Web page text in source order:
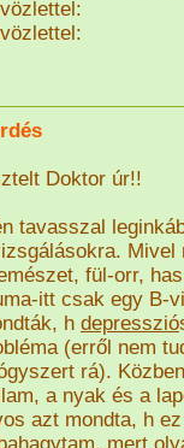
Doktor úr!!
tavasszal
Mivel
fül-orr,
itt csak egy B-
h depresszió
(erről nem
rá).
a nyak és a
azt mondta, h